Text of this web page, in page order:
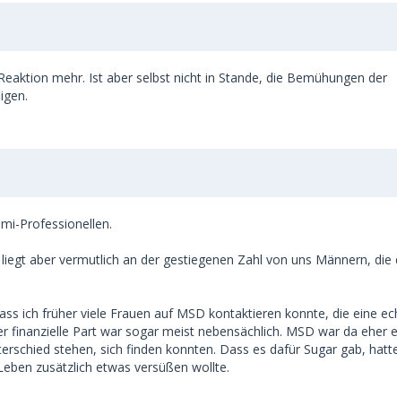
mehr. Ist aber selbst nicht in Stande, die Bemühungen der
Professionellen.
aber vermutlich an der gestiegenen Zahl von uns Männern, die
ich früher viele Frauen auf MSD kontaktieren konnte, die eine
Part war sogar meist nebensächlich. MSD war da eher
stehen, sich finden konnten. Dass es dafür Sugar gab,
zusätzlich etwas versüßen wollte.